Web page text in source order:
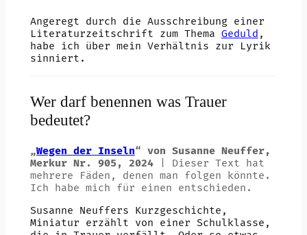
Angeregt durch die Ausschreibung einer
Literaturzeitschrift zum Thema Geduld ,
habe ich über mein Verhältnis zur Lyrik
sinniert.
Wer darf benennen was Trauer
bedeutet?
„Wegen der Inseln“ von Susanne Neuffer,
Merkur Nr. 905, 2024
| Dieser Text hat
mehrere Fäden, denen man folgen könnte.
Ich habe mich für einen entschieden.
Susanne Neuffers Kurzgeschichte,
Miniatur erzählt von einer Schulklasse,